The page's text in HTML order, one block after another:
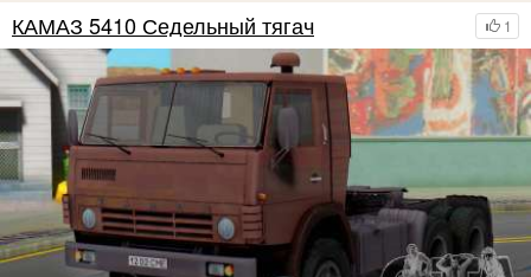
1
КАМАЗ 5410 Седельный тягач